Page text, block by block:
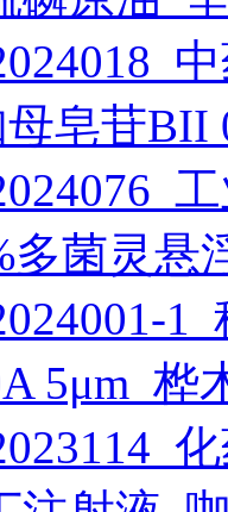
皂苷BII
多菌灵
5μm_桦